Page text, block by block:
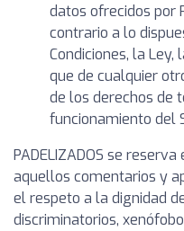
datos ofrecidos por
contrario a lo
Condiciones, la
que de cualquier
de los derechos de
funcionamiento del
PADELIZADOS se
aquellos comentarios y
el respeto a la dignidad
discriminatorios,